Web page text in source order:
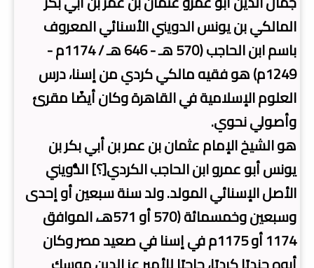
المالكي بن يونس الدويني الأسنائي المعروف
باسم ابن الحاجب (570 هـ - 646 هـ / 1174م -
1249م) هو فقيه مالكي كردي من إسنا، درس
العلوم الإسلامية في القاهرة وكان أيضًا مقرئ
وأصولي نحوي.
هو الشيخ الإمام عثمان بن عمر بن أبي بكر بن
يونس أبو عمرو ابن الحاجب الكردي[؟] الدُّويني
الأصل الإسنائي المولد. ولد سنة سبعين أو إحدى
وسبعين وخمسمائة (570 أو 571هـ، الموافق
1174 أو 1175م في إسنا في صعيد مصر وكان